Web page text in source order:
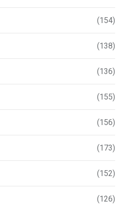
(154)
(138)
(136)
(155)
(156)
(173)
(152)
(126)